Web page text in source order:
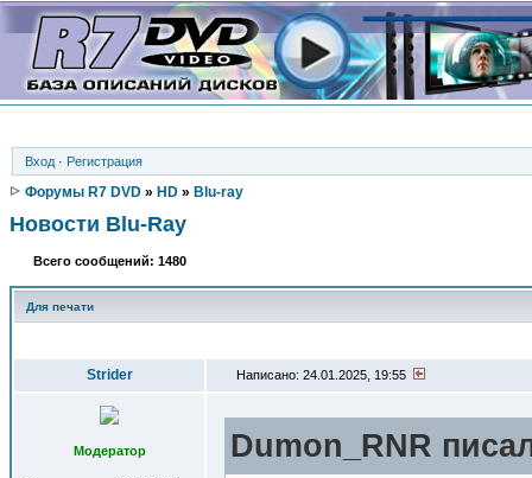
Вход · Регистрация
Форумы R7 DVD » HD » Blu-ray
Новости Blu-Ray
Всего сообщений: 1480
Для печати
Strider Написано: 24.01.2025, 19:55
Модератор Dumon_RNR